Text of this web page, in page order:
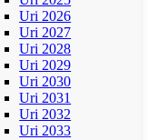
Uri 2026
Uri 2027
Uri 2028
Uri 2029
Uri 2030
Uri 2031
Uri 2032
Uri 2033